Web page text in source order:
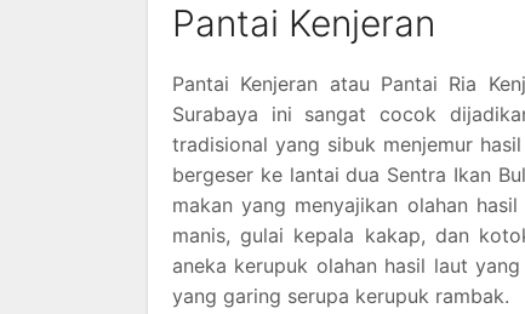
Pantai Kenjeran
Pantai Kenjeran atau Pantai Ria
Surabaya ini sangat cocok
tradisional yang sibuk menjemur
bergeser ke lantai dua Sentra Ikan
makan yang menyajikan olahan
manis, gulai kepala kakap, dan
aneka kerupuk olahan hasil laut
yang garing serupa kerupuk rambak.